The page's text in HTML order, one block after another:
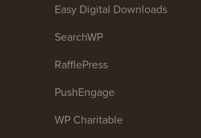
Easy Digital Downloads
SearchWP
RafflePress
PushEngage
WP Charitable